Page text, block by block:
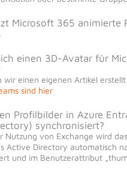
Microsoft 365 animierte
einen 3D-Avatar für
wir einen eigenen Artikel
sind hier
Profilbilder in Azure
synchronisiert?
Nutzung von Exchange wird
Active Directory automatisch
und im Benutzerattribut